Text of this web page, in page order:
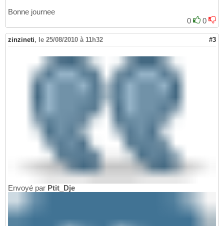
Bonne journee
0
0
zinzineti, le 25/08/2010 à 11h32 #3
Envoyé par Ptit_Dje